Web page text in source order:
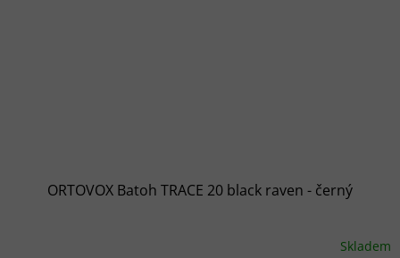
ORTOVOX Batoh TRACE 20 black raven - černý
Skladem